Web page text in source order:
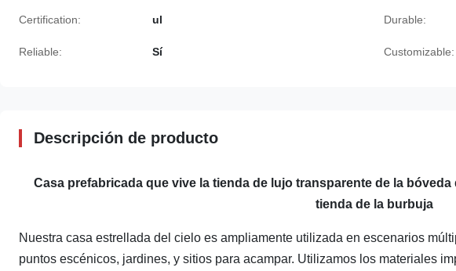
Certification: ul Durable:
Reliable: Sí Customizable:
Descripción de producto
Casa prefabricada que vive la tienda de lujo transparente de la
tienda de la burbuja
Nuestra casa estrellada del cielo es ampliamente utilizada en escenarios
puntos escénicos, jardines, y sitios para acampar. Utilizamos los materiales